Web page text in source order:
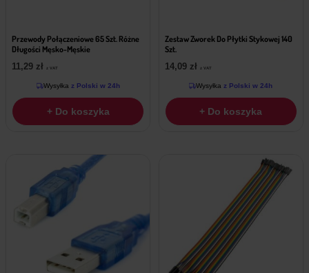
Przewody Połączeniowe 65 Szt. Różne
Długości Męsko-Męskie
11,29 zł z VAT
Wysyłka z Polski w 24h
+ Do koszyka
Zestaw Zworek Do Płytki Stykowej 140
Szt.
14,09 zł z VAT
Wysyłka z Polski w 24h
+ Do koszyka